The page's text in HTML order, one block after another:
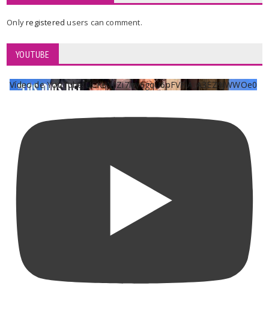
Onlyregisteredusers can comment.
YOUTUBE
Vídeo de YouTube UCKqYjiZi7lzy6gqU6pFVFiA_A3EZ9JWWOe0